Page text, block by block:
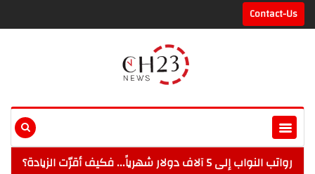
Contact-Us
رواتب النواب إلى 5 آلاف دولار شهرياً... فكيف أقرّت الزيادة؟